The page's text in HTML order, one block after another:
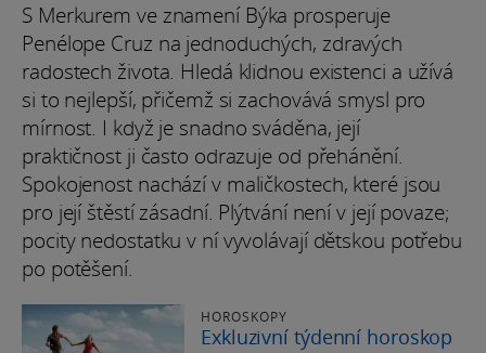
S Merkurem ve znamení Býka prosperuje
Penélope Cruz na jednoduchých, zdravých
radostech života. Hledá klidnou existenci a užívá
si to nejlepší, přičemž si zachovává smysl pro
mírnost. I když je snadno sváděna, její
praktičnost ji často odrazuje od přehánění.
Spokojenost nachází v maličkostech, které jsou
pro její štěstí zásadní. Plýtvání není v její povaze;
pocity nedostatku v ní vyvolávají dětskou potřebu
po potěšení.
HOROSKOPY
Exkluzivní týdenní horoskop